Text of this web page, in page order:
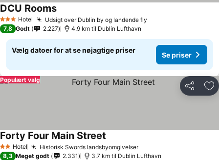
3 StjernerHotel Udsigt over Dublin by og landende fly
DCU Rooms
7,8 Godt 2.227 4.9 km til Dublin Lufthavn
Vælg datoer for at se nøjagtige priser
Se priser
Del
Populært valg
2 Stjerner
Hotel Historisk Swords landsbyomgivelser
Forty Four Main Street
8,3 Meget godt 2.331 3.7 km til Dublin Lufthavn